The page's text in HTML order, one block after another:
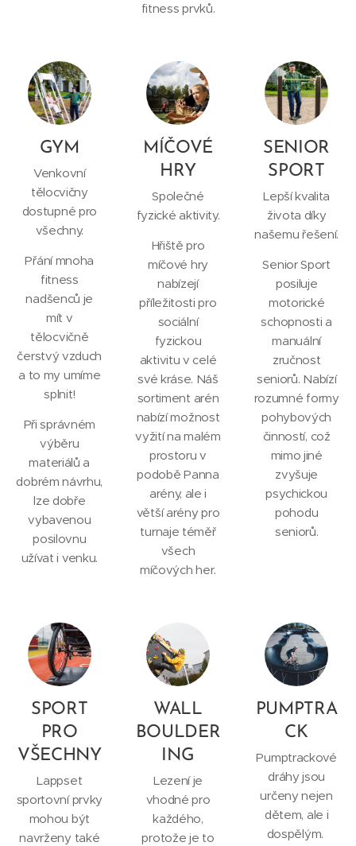
fitness prvků.
GYM
Venkovní
tělocvičny
dostupné pro
všechny.
Přání mnoha
fitness
nadšenců je
mít v
tělocvičně
čerstvý vzduch
a to my umíme
splnit!
Při správném
výběru
materiálů a
dobrém návrhu,
lze dobře
vybavenou
posilovnu
užívat i venku.
MÍČOVÉ
HRY
Společné
fyzické aktivity.
Hřiště pro
míčové hry
nabízejí
příležitosti pro
sociální
fyzickou
aktivitu v celé
své kráse. Náš
sortiment arén
nabízí možnost
vyžití na malém
prostoru v
podobě Panna
arény, ale i
větší arény pro
turnaje téměř
všech
míčových her.
SENIOR
SPORT
Lepší kvalita
života díky
našemu řešení.
Senior Sport
posiluje
motorické
schopnosti a
manuální
zručnost
seniorů. Nabízí
rozumné formy
pohybových
činností, což
mimo jiné
zvyšuje
psychickou
pohodu
seniorů.
SPORT
PRO
VŠECHNY
Lappset
sportovní prvky
mohou být
navrženy také
WALL
BOULDER
ING
Lezení je
vhodné pro
každého,
protože je to
PUMPTRA
CK
Pumptrackové
dráhy jsou
určeny nejen
dětem, ale i
dospělým.